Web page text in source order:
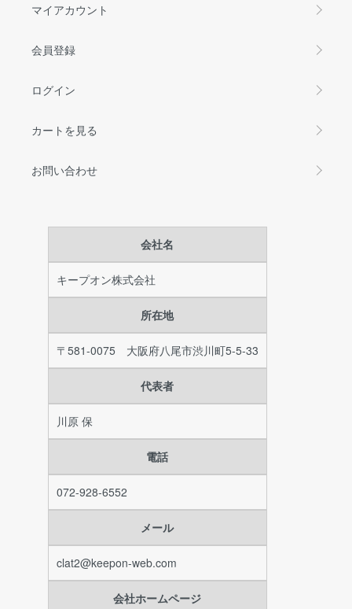
マイアカウント
会員登録
ログイン
カートを見る
お問い合わせ
会社名
キープオン株式会社
所在地
〒581-0075 大阪府八尾市渋川町5-5-33
代表者
川原 保
電話
072-928-6552
メール
clat2@keepon-web.com
会社ホームページ